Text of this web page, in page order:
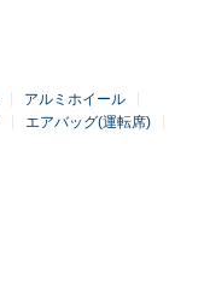
アルミホイール
エアバッグ(運転席)